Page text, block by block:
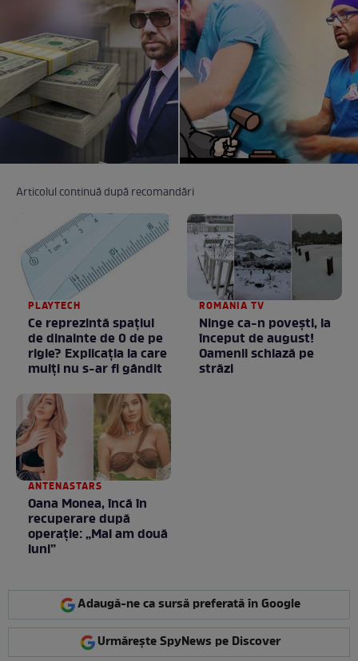
Articolul continuă după recomandări
PLAYTECH
Ce reprezintă spaţiul
de dinainte de 0 de pe
rigle? Explicaţia la care
mulţi nu s-ar fi gândit
ROMANIA TV
Ninge ca-n povești, la
început de august!
Oamenii schiază pe
străzi
ANTENASTARS
Oana Monea, încă în
recuperare după
operație: „Mai am două
luni”
Adaugă-ne ca sursă preferată în Google
Urmărește SpyNews pe Discover